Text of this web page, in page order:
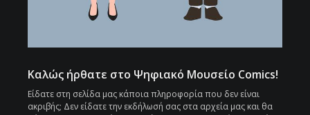
Καλώς ήρθατε στο Ψηφιακό Μουσείο Comics!
Είδατε στη σελίδα μας κάποια πληροφορία που δεν είναι
ακριβής; Δεν είδατε την εκδήλωσή σας στα αρχεία μας και θα